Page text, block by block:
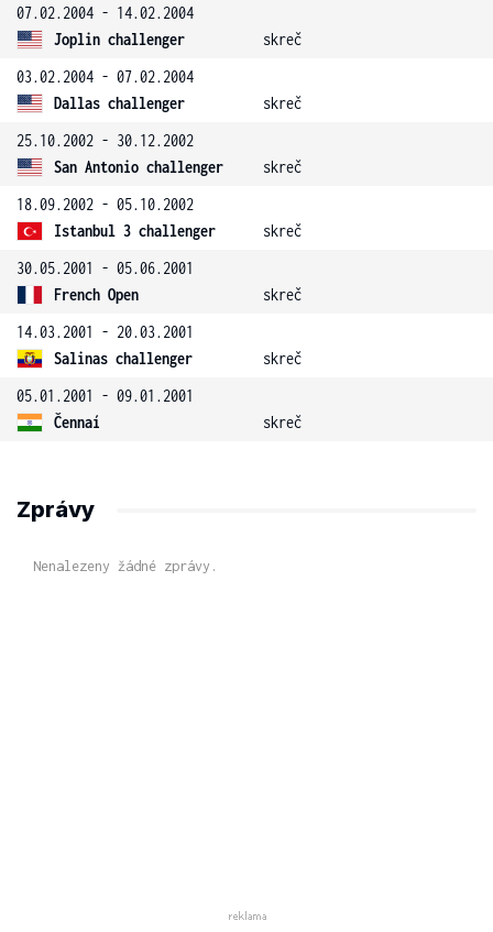
07.02.2004 - 14.02.2004
Joplin challenger
skreč
03.02.2004 - 07.02.2004
Dallas challenger
skreč
25.10.2002 - 30.12.2002
San Antonio challenger
skreč
18.09.2002 - 05.10.2002
Istanbul 3 challenger
skreč
30.05.2001 - 05.06.2001
French Open
skreč
14.03.2001 - 20.03.2001
Salinas challenger
skreč
05.01.2001 - 09.01.2001
Čennaí
skreč
Zprávy
Nenalezeny žádné zprávy.